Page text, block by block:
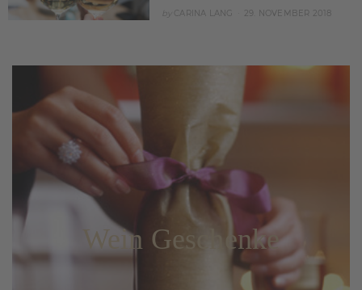
CARINA LANG
POSTED
29. NOVEMBER 2018
Wein Geschenke